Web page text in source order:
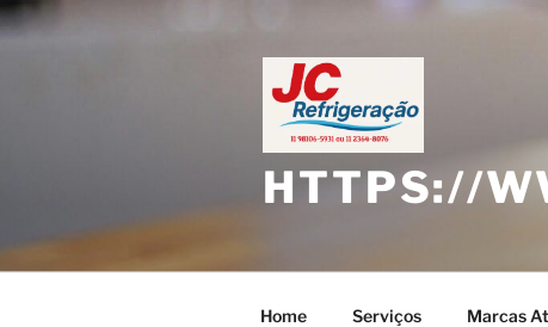
Pular
para
HTTPS://
Home Serviços Marcas